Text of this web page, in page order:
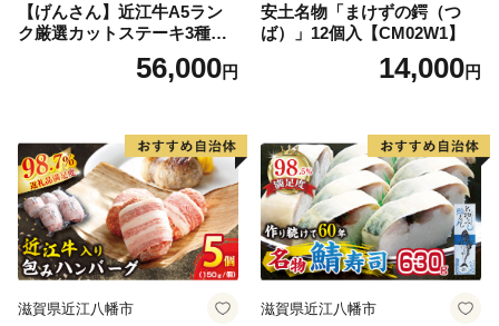
【げんさん】近江牛A5ラン
ク厳選カットステーキ3種【6
00g】【DG03W】（国産牛
和牛 ブランド牛 ブランド
牛 松阪牛 に並ぶ 日本三大
和牛 近江牛）
56,000円
安土名物「まけずの鍔（つ
ば）」12個入【CM02W1】
14,000円
滋賀県近江八幡市 滋賀県近江八幡市